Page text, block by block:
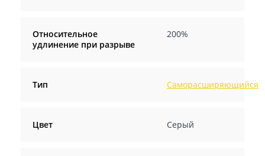
Относительное
удлинение при разрыве
200%
Тип Саморасширяющийся
Цвет Серый